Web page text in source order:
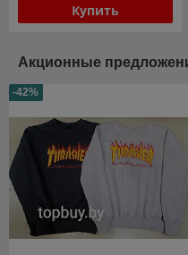
Купить
Акционные
-42%